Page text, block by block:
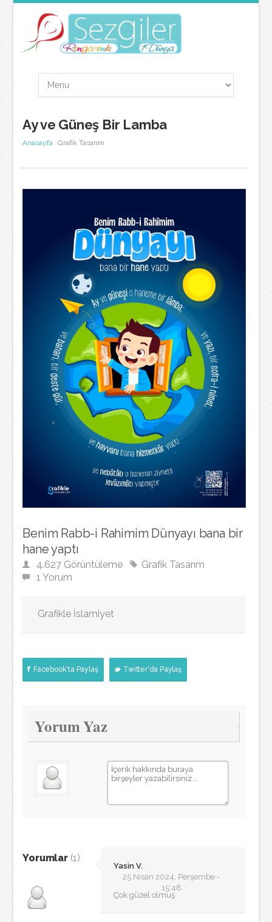
Ay ve Güneş Bir Lamba
Anasayfa Grafik Tasarım
Benim Rabb-i Rahimim Dünyayı bana bir
hane yaptı
4.627 Görüntüleme
Grafik Tasarım
1 Yorum
Grafikle İslamiyet
Facebook'ta Paylaş Twitter'da Paylaş
Yorum Yaz
Yorumlar (1)
Yasin V.
25 Nisan 2024, Perşembe -
15:48
Çok güzel olmuş